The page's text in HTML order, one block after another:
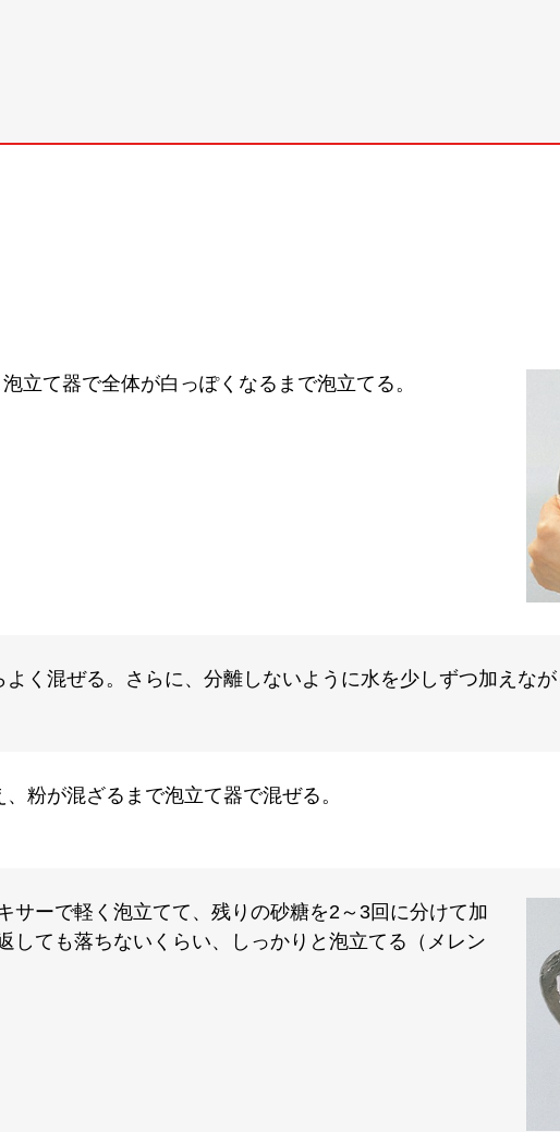
立て器で全体が白っぽくなるまで泡立てる。
く混ぜる。さらに、分離しないように水を少しずつ加えなが
粉が混ざるまで泡立て器で混ぜる。
サーで軽く泡立てて、残りの砂糖を2～3回に分けて加
しても落ちないくらい、しっかりと泡立てる（メレン